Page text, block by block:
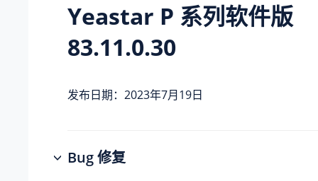
Yeastar P 系列软件版
83.11.0.30
发布日期：2023年7月19日
Bug 修复